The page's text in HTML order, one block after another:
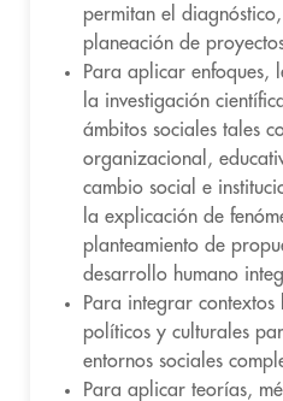
permitan el
planeación de
Para aplicar enfoques,
la investigación
ámbitos sociales tales
organizacional,
cambio social e
la explicación de
planteamiento de
desarrollo humano
Para integrar contextos
políticos y culturales
entornos sociales
Para aplicar teorías,